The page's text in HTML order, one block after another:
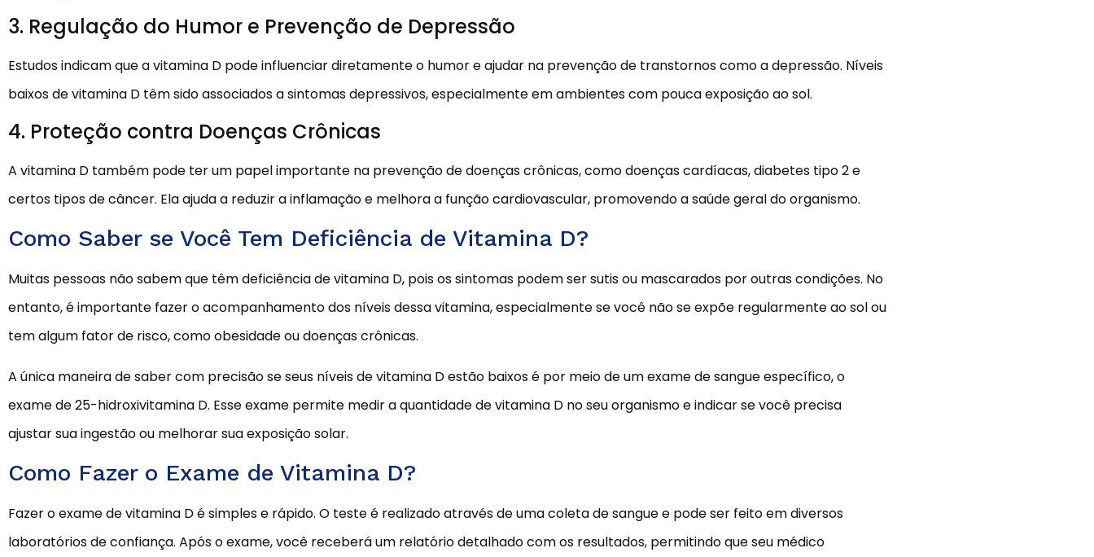
3. Regulação do Humor e Prevenção de Depressão
Estudos indicam que a vitamina D pode influenciar diretamente o humor e ajudar na prevenção de transtornos como a depressão. Níveis
baixos de vitamina D têm sido associados a sintomas depressivos, especialmente em ambientes com pouca exposição ao sol.
4. Proteção contra Doenças Crônicas
A vitamina D também pode ter um papel importante na prevenção de doenças crônicas, como doenças cardíacas, diabetes tipo 2 e
certos tipos de câncer. Ela ajuda a reduzir a inflamação e melhora a função cardiovascular, promovendo a saúde geral do organismo.
Como Saber se Você Tem Deficiência de Vitamina D?
Muitas pessoas não sabem que têm deficiência de vitamina D, pois os sintomas podem ser sutis ou mascarados por outras condições. No
entanto, é importante fazer o acompanhamento dos níveis dessa vitamina, especialmente se você não se expõe regularmente ao sol ou
tem algum fator de risco, como obesidade ou doenças crônicas.
A única maneira de saber com precisão se seus níveis de vitamina D estão baixos é por meio de um exame de sangue específico, o
exame de 25-hidroxivitamina D. Esse exame permite medir a quantidade de vitamina D no seu organismo e indicar se você precisa
ajustar sua ingestão ou melhorar sua exposição solar.
Como Fazer o Exame de Vitamina D?
Fazer o exame de vitamina D é simples e rápido. O teste é realizado através de uma coleta de sangue e pode ser feito em diversos
laboratórios de confiança. Após o exame, você receberá um relatório detalhado com os resultados, permitindo que seu médico